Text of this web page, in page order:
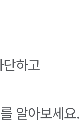
하고
알아보세요.